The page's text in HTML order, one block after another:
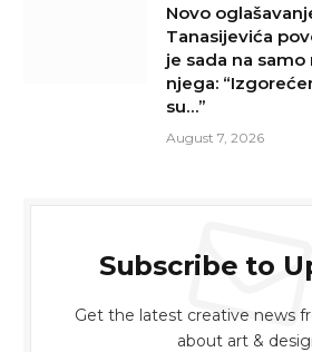
Novo
Tanasijevića
je sada na
njega:
su…”
August 7, 2026
Subscribe to
Get the latest creative news
about art &